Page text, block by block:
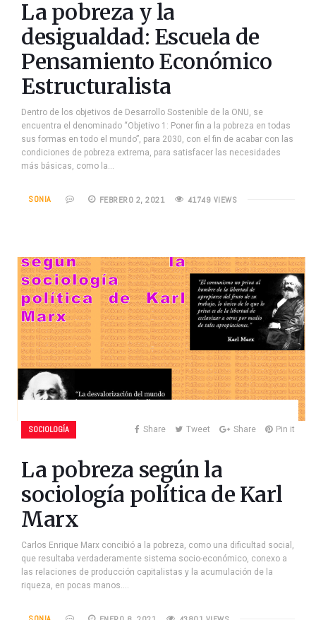
La pobreza y la
desigualdad: Escuela de
Pensamiento Económico
Estructuralista
Dentro de los objetivos de Desarrollo Sostenible de la ONU, se
encuentra el denominado “Objetivo 1: Poner fin a la pobreza en todas
sus formas en todo el mundo”, para 2030, con el fin de acabar con las
condiciones de pobreza extrema, para satisfacer las necesidades
más básicas, como la…
SONIA FEBRERO 2, 2021 41749 VIEWS
SOCIOLOGÍA Share Tweet Share Pin it
La pobreza según la
sociología política de Karl
Marx
Carlos Enrique Marx concibió a la pobreza, como una dificultad social,
que resultaba verdaderamente sistema socio-económico, conexo a
las relaciones de producción capitalistas y la acumulación de la
riqueza, en pocas manos.…